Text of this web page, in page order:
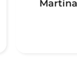
Martina